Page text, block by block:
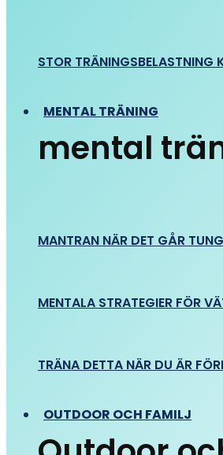
STOR TRÄNINGSBELASTNING
MENTAL TRÄNING
mental
MANTRAN NÄR DET GÅR
MENTALA STRATEGIER FÖR
TRÄNA DETTA NÄR DU ÄR
OUTDOOR OCH FAMILJ